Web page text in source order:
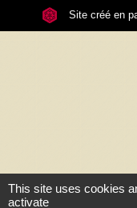
Site créé en
This site uses cookies
activate